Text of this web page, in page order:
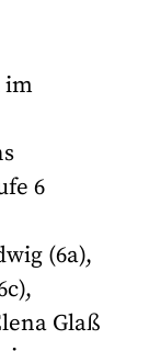
im
6
(6a),
Glaß